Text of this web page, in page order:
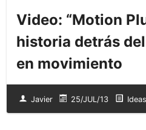
Video: “Motion
historia detrás
en movimiento
Javier 25/JUL/13